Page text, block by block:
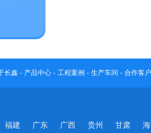
长鑫 - 产品中心 - 工程案例 - 生产车间 - 合作客户
福建 广东 广西 贵州 甘肃